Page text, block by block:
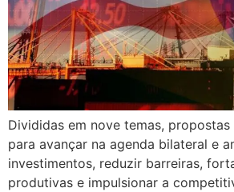
Divididas em nove temas,
para avançar na agenda bilateral e
investimentos, reduzir barreiras,
produtivas e impulsionar a